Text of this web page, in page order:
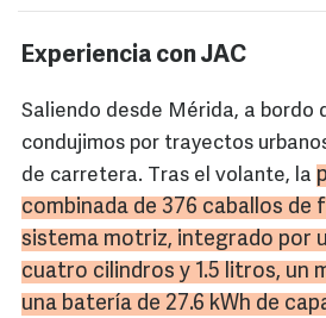
Experiencia con JAC
Saliendo desde Mérida, a bordo
condujimos por trayectos
de carretera. Tras el volante, la
combinada de 376 caballos de
sistema motriz, integrado por
cuatro cilindros y 1.5 litros, un
una batería de 27.6 kWh de